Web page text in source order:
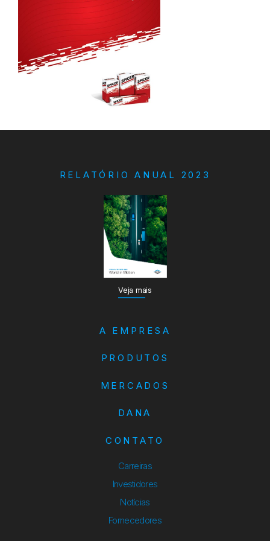
RELATÓRIO ANUAL 2023
Veja mais
A EMPRESA
PRODUTOS
MERCADOS
DANA
CONTATO
Carreiras
Investidores
Notícias
Fornecedores